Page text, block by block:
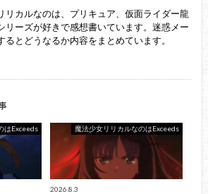
リカルなのは、プリキュア、仮面ライダー龍
リーズが好きで感想書いています。迷惑メー
るとどうなるか内容をまとめています。
はExceeds 魔法少女リリカルなのはExceeds
2026.8.3